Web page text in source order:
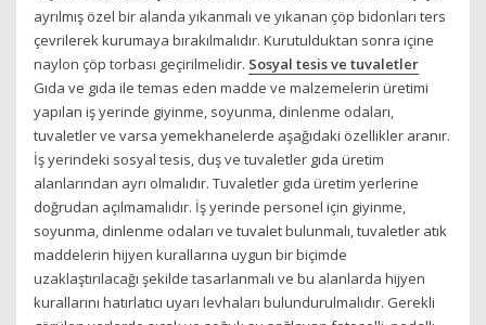
ayrılmış özel bir alanda yıkanmalı ve yıkanan çöp bidonları ters
çevrilerek kurumaya bırakılmalıdır. Kurutulduktan sonra içine
naylon çöp torbası geçirilmelidir. Sosyal tesis ve tuvaletler
Gıda ve gıda ile temas eden madde ve malzemelerin üretimi
yapılan iş yerinde giyinme, soyunma, dinlenme odaları,
tuvaletler ve varsa yemekhanelerde aşağıdaki özellikler aranır.
İş yerindeki sosyal tesis, duş ve tuvaletler gıda üretim
alanlarından ayrı olmalıdır. Tuvaletler gıda üretim yerlerine
doğrudan açılmamalıdır. İş yerinde personel için giyinme,
soyunma, dinlenme odaları ve tuvalet bulunmalı, tuvaletler atık
maddelerin hijyen kurallarına uygun bir biçimde
uzaklaştırılacağı şekilde tasarlanmalı ve bu alanlarda hijyen
kurallarını hatırlatıcı uyarı levhaları bulundurulmalıdır. Gerekli